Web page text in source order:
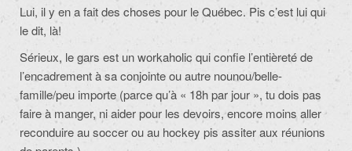
Lui, il y en a fait des choses pour le Québec. Pis c’est lui qui
le dit, là!
Sérieux, le gars est un workaholic qui confie l’entièreté de
l’encadrement à sa conjointe ou autre nounou/belle-
famille/peu importe (parce qu’à « 18h par jour », tu dois pas
faire à manger, ni aider pour les devoirs, encore moins aller
reconduire au soccer ou au hockey pis assiter aux réunions